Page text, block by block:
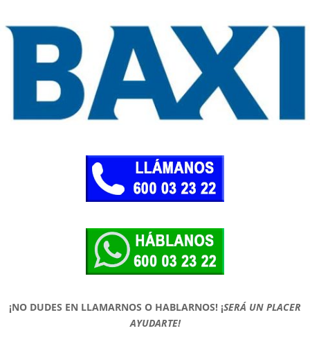
¡NO DUDES EN LLAMARNOS O HABLARNOS! ¡SERÁ UN PLACER
AYUDARTE!